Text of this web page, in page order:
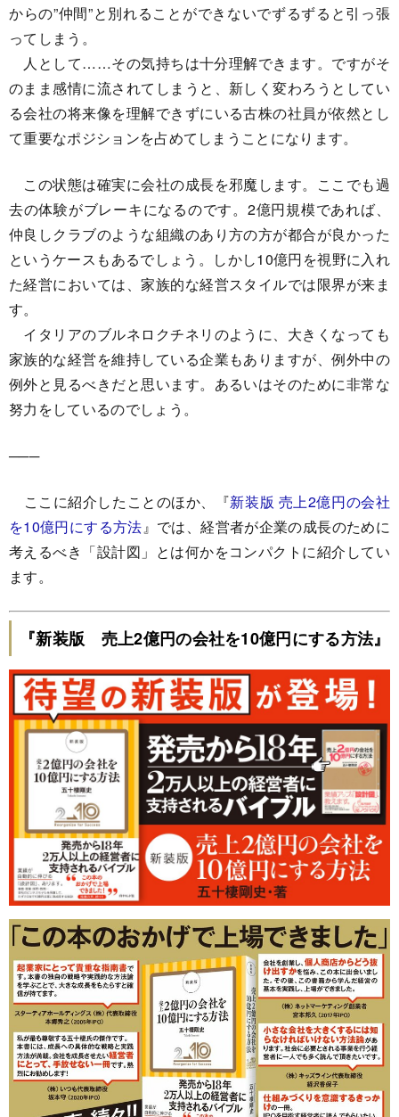
からの”仲間”と別れることができないでずるずると引っ張
ってしまう。
人として……その気持ちは十分理解できます。ですがそ
のまま感情に流されてしまうと、新しく変わろうとしてい
る会社の将来像を理解できずにいる古株の社員が依然とし
て重要なポジションを占めてしまうことになります。
この状態は確実に会社の成長を邪魔します。ここでも過
去の体験がブレーキになるのです。2億円規模であれば、
仲良しクラブのような組織のあり方の方が都合が良かった
というケースもあるでしょう。しかし10億円を視野に入れ
た経営においては、家族的な経営スタイルでは限界が来ま
す。
イタリアのブルネロクチネリのように、大きくなっても
家族的な経営を維持している企業もありますが、例外中の
例外と見るべきだと思います。あるいはそのために非常な
努力をしているのでしょう。
───
ここに紹介したことのほか、『新装版 売上2億円の会社
を10億円にする方法』では、経営者が企業の成長のために
考えるべき「設計図」とは何かをコンパクトに紹介してい
ます。
『新装版 売上2億円の会社を10億円にする方法』